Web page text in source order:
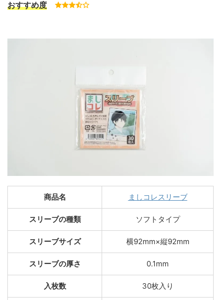
おすすめ度
商品名 ましコレスリーブ
スリーブの種類 ソフトタイプ
スリーブサイズ 横92mm×縦92mm
スリーブの厚さ 0.1mm
入枚数 30枚入り